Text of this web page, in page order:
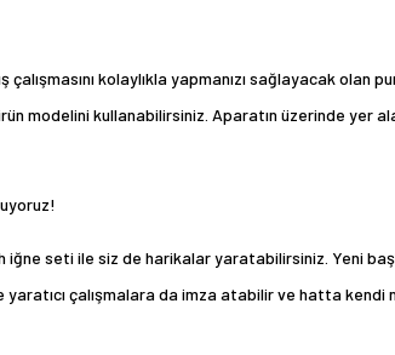
kolaylıkla yapmanızı sağlayacak
modelini kullanabilirsiniz. Aparatın üzerinde yer
iğne seti ile siz de harikalar yaratabilirsiniz. Yeni
yaratıcı çalışmalara da imza atabilir ve hatta